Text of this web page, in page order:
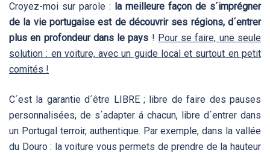
Croyez-moi sur parole : la meilleure façon de s´imprégner
de la vie portugaise est de découvrir ses régions, d´entrer
plus en profondeur dans le pays ! Pour se faire, une seule
solution : en voiture, avec un guide local et surtout en petit
comités !
C´est la garantie d´être LIBRE ; libre de faire des pauses
personnalisées, de s´adapter á chacun, libre d´entrer dans
un Portugal terroir, authentique. Par exemple, dans la vallée
du Douro : la voiture vous permets de prendre de la hauteur